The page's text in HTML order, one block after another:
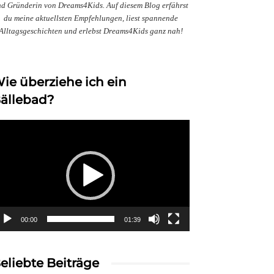
Gründerin von Dreams4Kids. Auf diesem Blog erfährst
du meine aktuellsten Empfehlungen, liest spannende
und erlebst Dreams4Kids ganz nah!
überziehe ich ein
00:00 01:39
Beiträge